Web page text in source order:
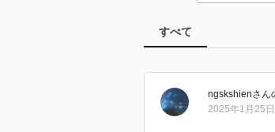
すべて
ngskshienさん
2025年1月25日